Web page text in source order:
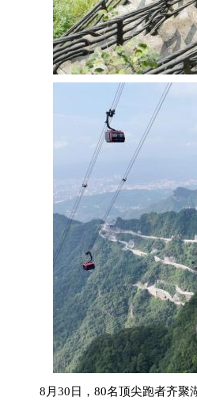
8月30日，80名顶尖跑者齐聚湖